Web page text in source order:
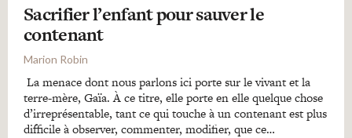
Sacrifier l’enfant pour sauver le
contenant
Marion Robin
La menace dont nous parlons ici porte sur le vivant et la
terre-mère, Gaïa. À ce titre, elle porte en elle quelque chose
d’irreprésentable, tant ce qui touche à un contenant est plus
difficile à observer, commenter, modifier, que ce…